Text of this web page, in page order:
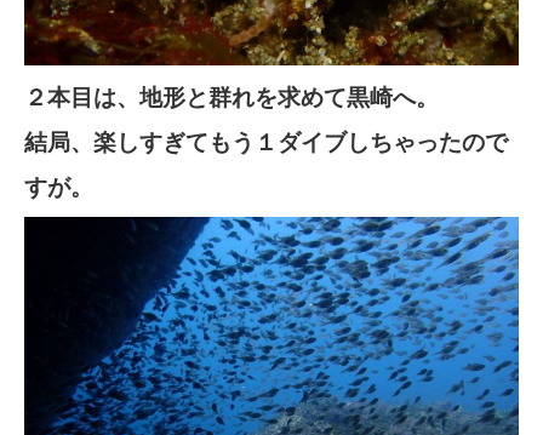
２本目は、地形と群れを求めて黒崎へ。
結局、楽しすぎてもう１ダイブしちゃったので
すが。